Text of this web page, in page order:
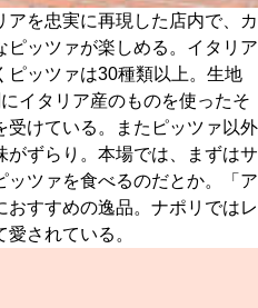
を忠実に再現した店内で、カ
ピッツァが楽しめる。イタリア
ピッツァは30種類以上。生地
イタリア産のものを使ったそ
受けている。またピッツァ以外
がずらり。本場では、まずはサ
ッツァを食べるのだとか。「ア
すすめの逸品。ナポリではレ
されている。